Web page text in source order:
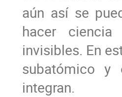
aún así se
hacer
invisibles. En
subatómico
integran.